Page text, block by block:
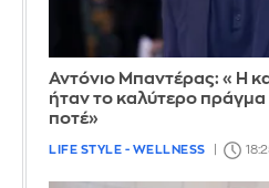
Αντόνιο Μπαντέρας: «Η
ήταν το καλύτερο
ποτέ»
LIFE STYLE - WELLNESS